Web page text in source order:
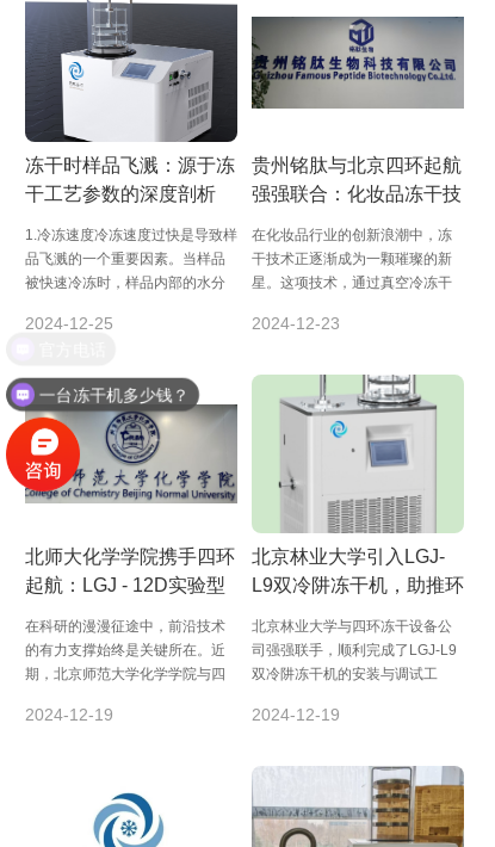
冻干时样品飞溅：源于冻
干工艺参数的深度剖析
1.冷冻速度冷冻速度过快是导致样
品飞溅的一个重要因素。当样品
被快速冷冻时，样品内部的水分
晶，而是形成了...
2024-12-25
贵州铭肽与北京四环起航
强强联合：化妆品冻干技
在化妆品行业的创新浪潮中，冻
干技术正逐渐成为一颗璀璨的新
星。这项技术，通过真空冷冻干
接将物料中的水分...
2024-12-23
北师大化学学院携手四环
起航：LGJ - 12D实验型
在科研的漫漫征途中，前沿技术
的有力支撑始终是关键所在。近
期，北京师范大学化学学院与四
成合作，引入了其...
2024-12-19
北京林业大学引入LGJ-
L9双冷阱冻干机，助推环
北京林业大学与四环冻干设备公
司强强联手，顺利完成了LGJ-L9
双冷阱冻干机的安装与调试工
如同为...
2024-12-19
一台冻干机多少钱？